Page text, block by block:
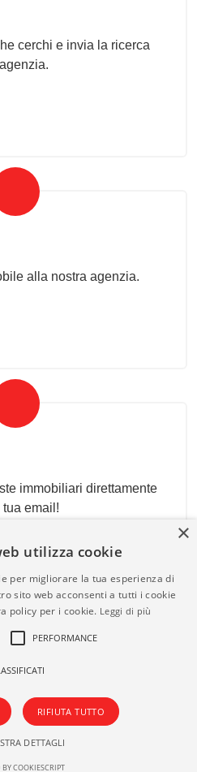
cerchi e invia la ricerca
alla nostra agenzia.
immobiliari direttamente
tua email!
|Informativa Cookie
LIONETTI - All Rights
×
utilizza cookie
per migliorare la tua esperienza di
sito web acconsenti a tutti i cookie
policy per i cookie. Leggi di più
PERFORMANCE
RIFIUTA TUTTO
DETTAGLI
BY COOKIESCRIPT